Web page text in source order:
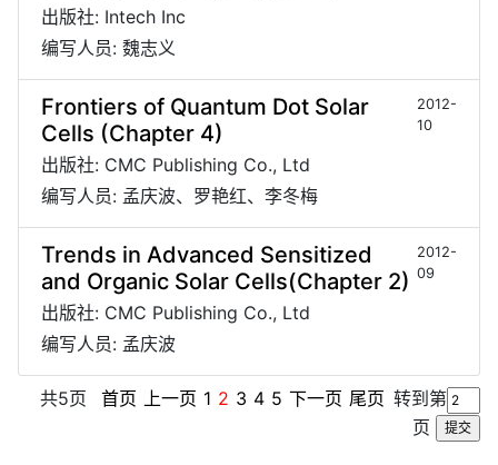
出版社: Intech Inc
编写人员: 魏志义
Frontiers of Quantum Dot Solar
Cells (Chapter 4)
2012-
10
出版社: CMC Publishing Co., Ltd
编写人员: 孟庆波、罗艳红、李冬梅
Trends in Advanced Sensitized
and Organic Solar Cells(Chapter 2)
2012-
09
出版社: CMC Publishing Co., Ltd
编写人员: 孟庆波
共5页 首页 上一页 1 2 3 4 5 下一页 尾页 转到第
页